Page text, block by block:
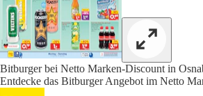
Bitburger bei Netto Marken-Discount in
Entdecke das Bitburger Angebot im Netto